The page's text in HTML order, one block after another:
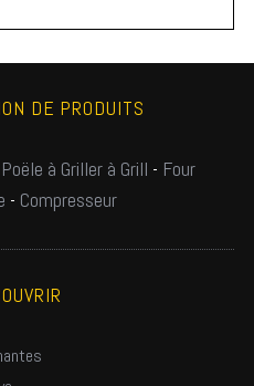
DE PRODUITS
Poële à Griller à Grill - Four
- Compresseur